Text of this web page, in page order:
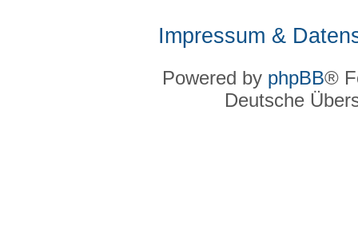
Impressum &
Powered by phpBB®
Deutsche